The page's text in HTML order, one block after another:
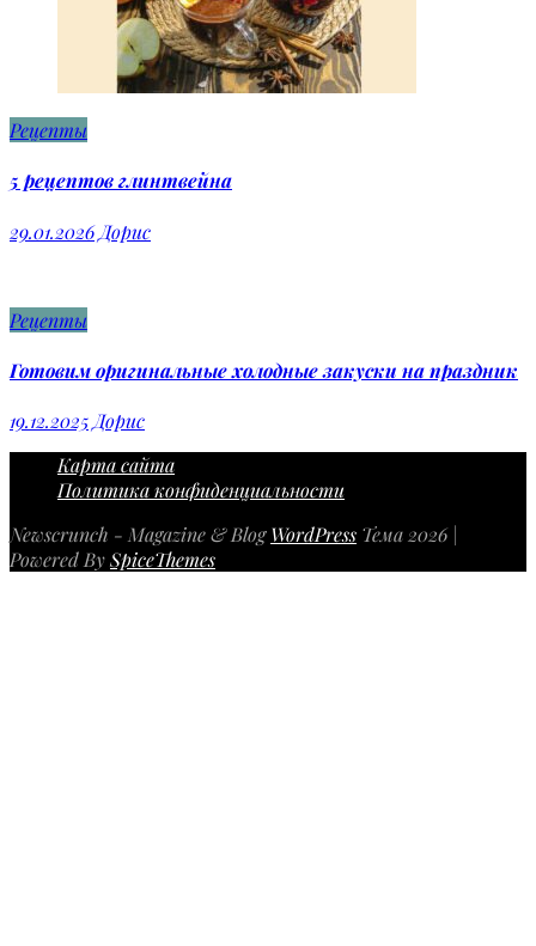
Рецепты
5 рецептов глинтвейна
29.01.2026 Дорис
Рецепты
Готовим оригинальные холодные закуски на праздник
19.12.2025 Дорис
Карта сайта
Политика конфиденциальности
Newscrunch - Magazine & BlogWordPress Тема 2026 |
Powered BySpiceThemes